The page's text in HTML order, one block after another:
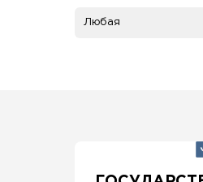
Любая